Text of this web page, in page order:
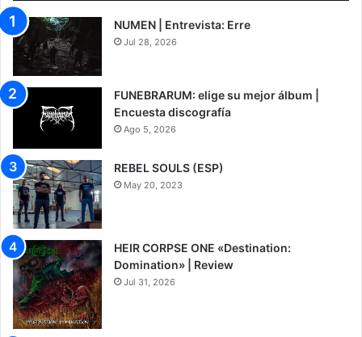
NUMEN | Entrevista: Erre
Jul 28, 2026
FUNEBRARUM: elige su mejor álbum |
Encuesta discografía
Ago 5, 2026
REBEL SOULS (ESP)
May 20, 2023
8
HEIR CORPSE ONE «Destination:
Domination» | Review
Jul 31, 2026